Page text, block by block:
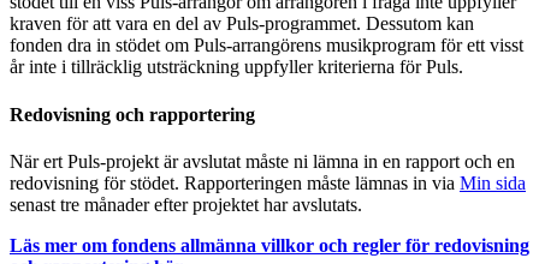
kraven för att vara en del av Puls-programmet. Dessutom kan
fonden dra in stödet om Puls-arrangörens musikprogram för ett visst
år inte i tillräcklig utsträckning uppfyller kriterierna för Puls.
Redovisning och rapportering
När ert Puls-projekt är avslutat måste ni lämna in en rapport och en
redovisning för stödet. Rapporteringen måste lämnas in via Min sida
senast tre månader efter projektet har avslutats.
Läs mer om fondens allmänna villkor och regler för redovisning